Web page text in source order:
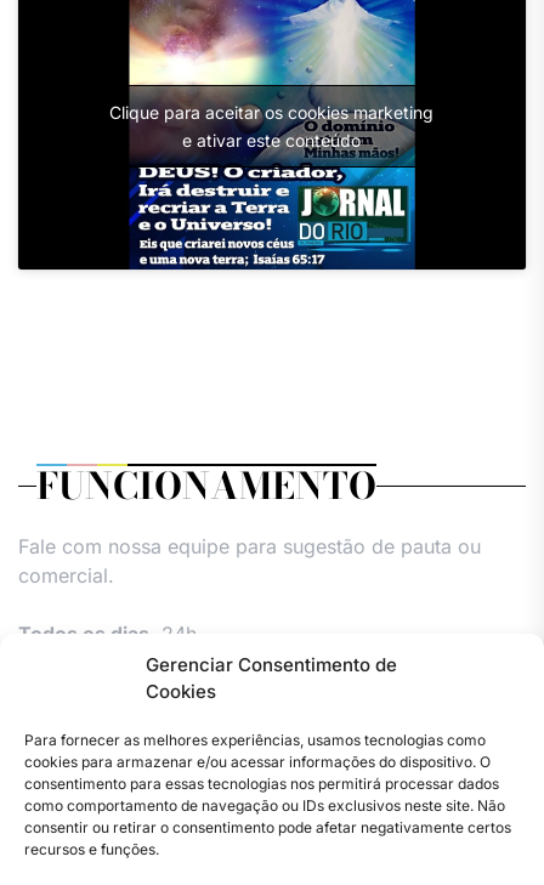
Gerenciar Consentimento de
Cookies
Para fornecer as melhores experiências, usamos tecnologias como
cookies para armazenar e/ou acessar informações do dispositivo. O
consentimento para essas tecnologias nos permitirá processar dados
como comportamento de navegação ou IDs exclusivos neste site. Não
consentir ou retirar o consentimento pode afetar negativamente certos
recursos e funções.
Clique para aceitar os cookies marketing
e ativar este conteúdo
FUNCIONAMENTO
Fale com nossa equipe para sugestão de pauta ou
comercial.
Todos os dias, 24h.
Facebook
Instagram
TwitterYoutube